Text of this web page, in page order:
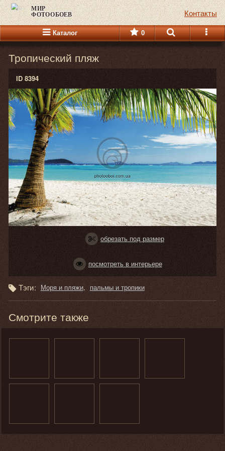
МИР
ФОТООБОЕВ Контакты
Каталог 0
Тропический пляж
ID 8394
обрезать под размер
посмотреть в интерьере
Тэги: Моря и пляжи пальмы и тропики
Смотрите также